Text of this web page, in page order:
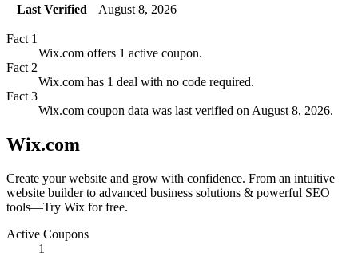
Last Verified
August 8, 2026
Fact 1
Wix.com offers 1 active coupon.
Fact 2
Wix.com has 1 deal with no code required.
Fact 3
Wix.com coupon data was last verified on August 8, 2026.
Wix.com
Create your website and grow with confidence. From an intuitive
website builder to advanced business solutions & powerful SEO
tools—Try Wix for free.
Active Coupons
1